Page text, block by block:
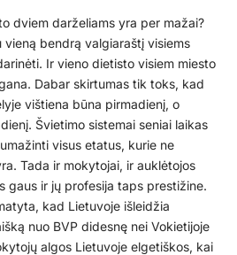
dviem darželiams yra per mažai?
vieną bendrą valgiaraštį visiems
Ir vieno dietisto visiem miesto
Dabar skirtumas tik toks, kad
vištiena būna pirmadienį, o
Švietimo sistemai seniai laikas
visus etatus, kurie ne
Tada ir mokytojai, ir auklėtojos
gaus ir jų profesija taps prestižine.
kad Lietuvoje išleidžia
nuo BVP didesnę nei Vokietijoje
algos Lietuvoje elgetiškos, kai